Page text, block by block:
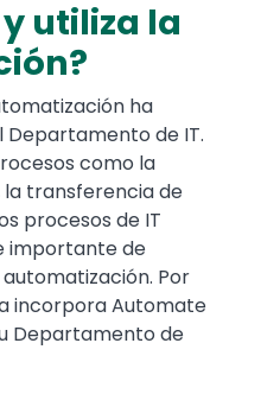
utiliza la
ha
Departamento de IT.
como la
transferencia de
procesos de IT
importante de
Por
incorpora Automate
Departamento de